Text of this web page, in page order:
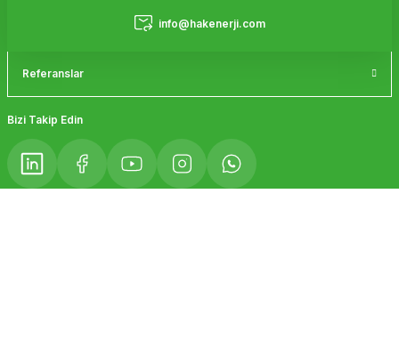
info@hakenerji.com
Referanslar
Bizi Takip Edin